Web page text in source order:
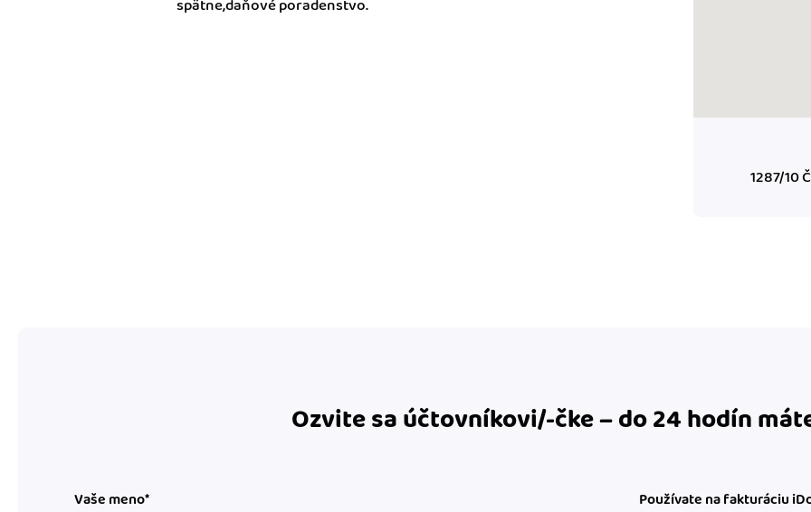
nonstop prístup k vašim dokladom.
spätne,daňové poradenstvo.
1287/10
Ozvite sa účtovníkovi/-čke – do 24 hodín
Vaše meno*
Používate na fakturáciu